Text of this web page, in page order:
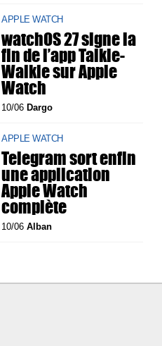
APPLE WATCH
watchOS 27 signe la
fin de l’app Talkie-
Walkie sur Apple
Watch
10/06Dargo
APPLE WATCH
Telegram sort enfin
une application
Apple Watch
complète
10/06Alban